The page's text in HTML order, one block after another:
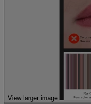
View larger image